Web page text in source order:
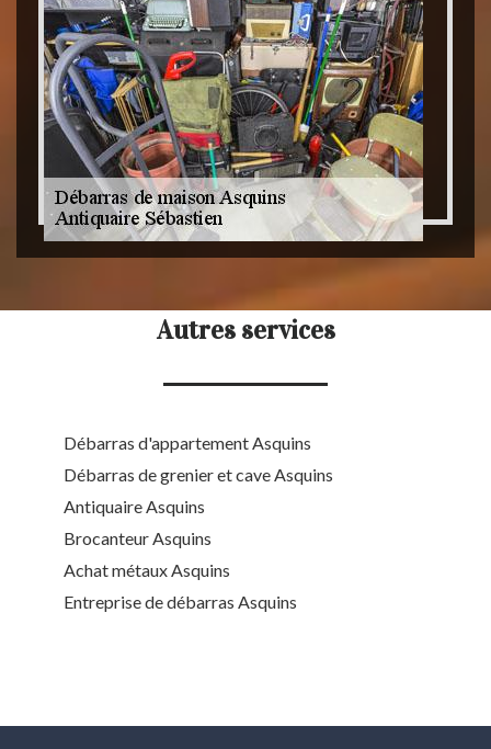
Autres services
Débarras d'appartement Asquins
Débarras de grenier et cave Asquins
Antiquaire Asquins
Brocanteur Asquins
Achat métaux Asquins
Entreprise de débarras Asquins